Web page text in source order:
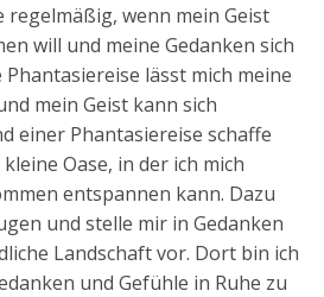
regelmäßig, wenn mein Geist
will und meine Gedanken sich
Phantasiereise lässt mich meine
mein Geist kann sich
einer Phantasiereise schaffe
Oase, in der ich mich
entspannen kann. Dazu
und stelle mir in Gedanken
Landschaft vor. Dort bin ich
und Gefühle in Ruhe zu